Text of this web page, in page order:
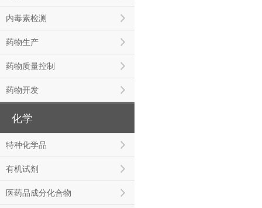
内毒素检测
药物生产
药物质量控制
药物开发
化学
特种化学品
有机试剂
医药品成分化合物